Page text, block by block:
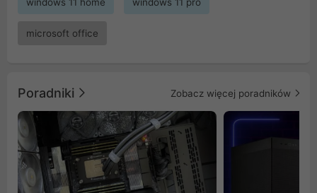
microsoft office
Poradniki Zobacz więcej poradników